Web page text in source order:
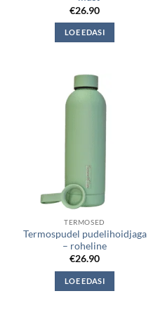
€26.90
LOE EDASI
TERMOSED
Termospudel pudelihoidjaga
– roheline
€26.90
LOE EDASI